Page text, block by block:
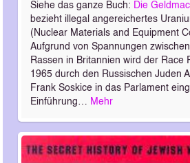
Siehe das ganze Buch: Die
bezieht illegal angereichertes
(Nuclear Materials and Equipment
Aufgrund von Spannungen
Rassen in Britannien wird der Race
1965 durch den Russischen Juden
Frank Soskice in das Parlament
Einführung… Mehr